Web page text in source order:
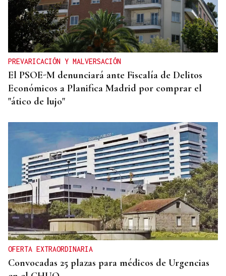
PREVARICACIÓN Y MALVERSACIÓN
El PSOE-M denunciará ante Fiscalía de Delitos
Económicos a Planifica Madrid por comprar el
"ático de lujo"
OFERTA EXTRAORDINARIA
Convocadas 25 plazas para médicos de Urgencias